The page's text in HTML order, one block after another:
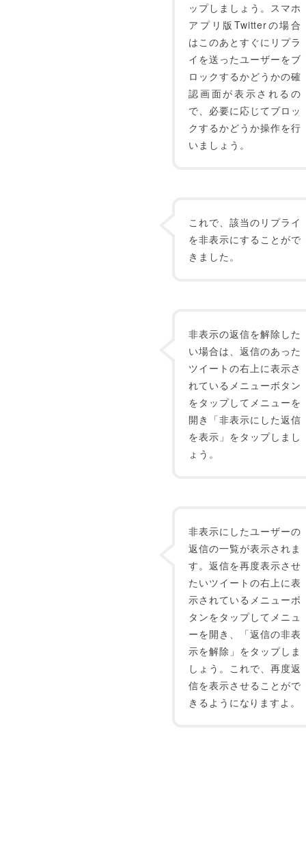
ップしましょう。スマホ
アプリ版Twitterの場合
はこのあとすぐにリプラ
イを送ったユーザーをブ
ロックするかどうかの確
認画面が表示されるの
で、必要に応じてブロッ
クするかどうか操作を行
いましょう。
これで、該当のリプライ
を非表示にすることがで
きました。
非表示の返信を解除した
い場合は、返信のあった
ツイートの右上に表示さ
れているメニューボタン
をタップしてメニューを
開き「非表示にした返信
を表示」をタップしまし
ょう。
非表示にしたユーザーの
返信の一覧が表示されま
す。返信を再度表示させ
たいツイートの右上に表
示されているメニューボ
タンをタップしてメニュ
ーを開き、「返信の非表
示を解除」をタップしま
しょう。これで、再度返
信を表示させることがで
きるようになりますよ。